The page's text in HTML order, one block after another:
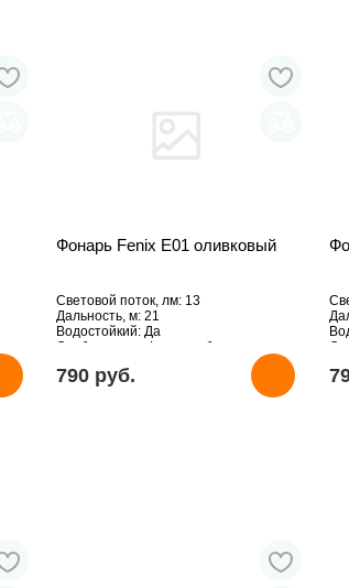
Фонарь Fenix E01 оливковый
Световой поток, лм: 13
Дальность, м: 21
Водостойкий: Да
Особенности: Фонарик-брелок
790 pуб.